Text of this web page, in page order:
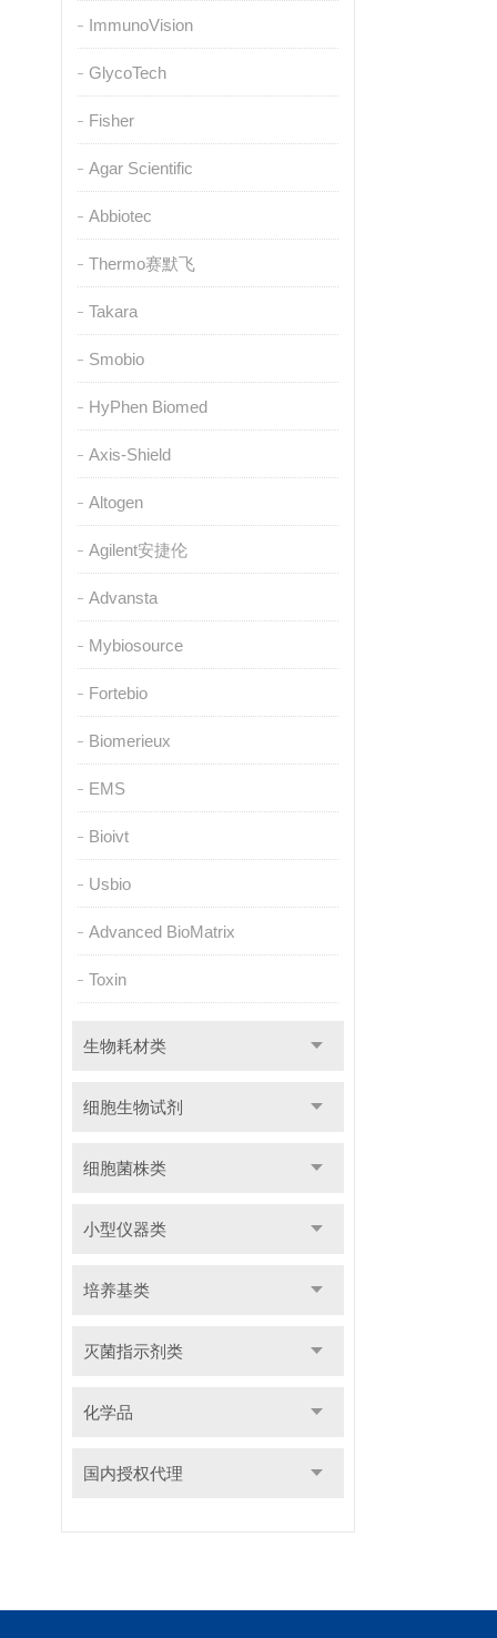
ImmunoVision
GlycoTech
Fisher
Agar Scientific
Abbiotec
Thermo赛默飞
Takara
Smobio
HyPhen Biomed
Axis-Shield
Altogen
Agilent安捷伦
Advansta
Mybiosource
Fortebio
Biomerieux
EMS
Bioivt
Usbio
Advanced BioMatrix
Toxin
生物耗材类
细胞生物试剂
细胞菌株类
小型仪器类
培养基类
灭菌指示剂类
化学品
国内授权代理